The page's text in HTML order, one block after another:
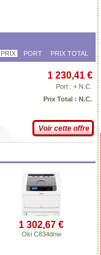
PRIX PORT PRIX TOTAL
1 230,41 €
Port : + N.C.
Prix Total : N.C.
Voir cette offre
1 302,67 €
Oki C834dnw